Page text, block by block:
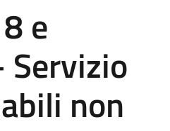
e
Servizio
non